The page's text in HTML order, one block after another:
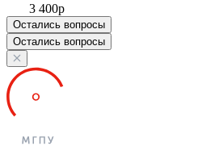
3 400р
Остались вопросы
Остались вопросы